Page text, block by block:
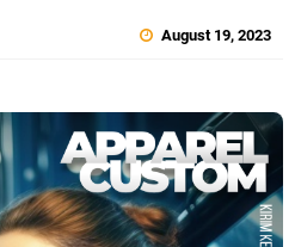
August 19, 2023